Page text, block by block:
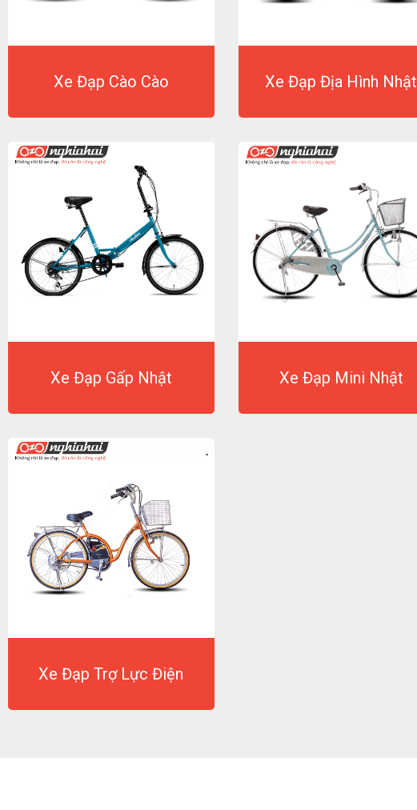
Xe Đạp Cào Cào Xe Đạp Địa Hình Nhật
Xe Đạp Gấp Nhật Xe Đạp Mini Nhật
Xe Đạp Trợ Lực Điện